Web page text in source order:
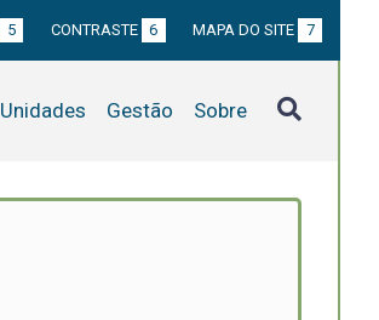
5 CONTRASTE 6 MAPA DO SITE 7
Unidades Gestão Sobre